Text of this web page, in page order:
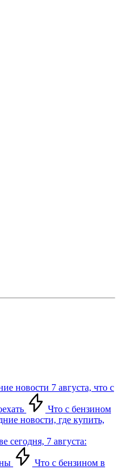
новости 7 августа, что с
Что с бензином
новости, где купить,
сегодня, 7 августа:
Что с бензином в